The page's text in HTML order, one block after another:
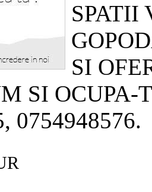
SPATII
SI
SI OCUPA-
0754948576.